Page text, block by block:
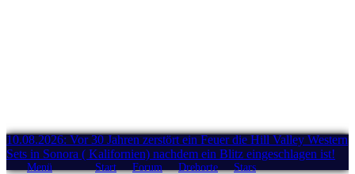
10.08.2026: Vor 30 Jahren zerstört ein Feuer die Hill Valley Western
Sets in Sonora ( Kalifornien) nachdem ein Blitz eingeschlagen ist!
Menü Start Forum Drehorte Stars